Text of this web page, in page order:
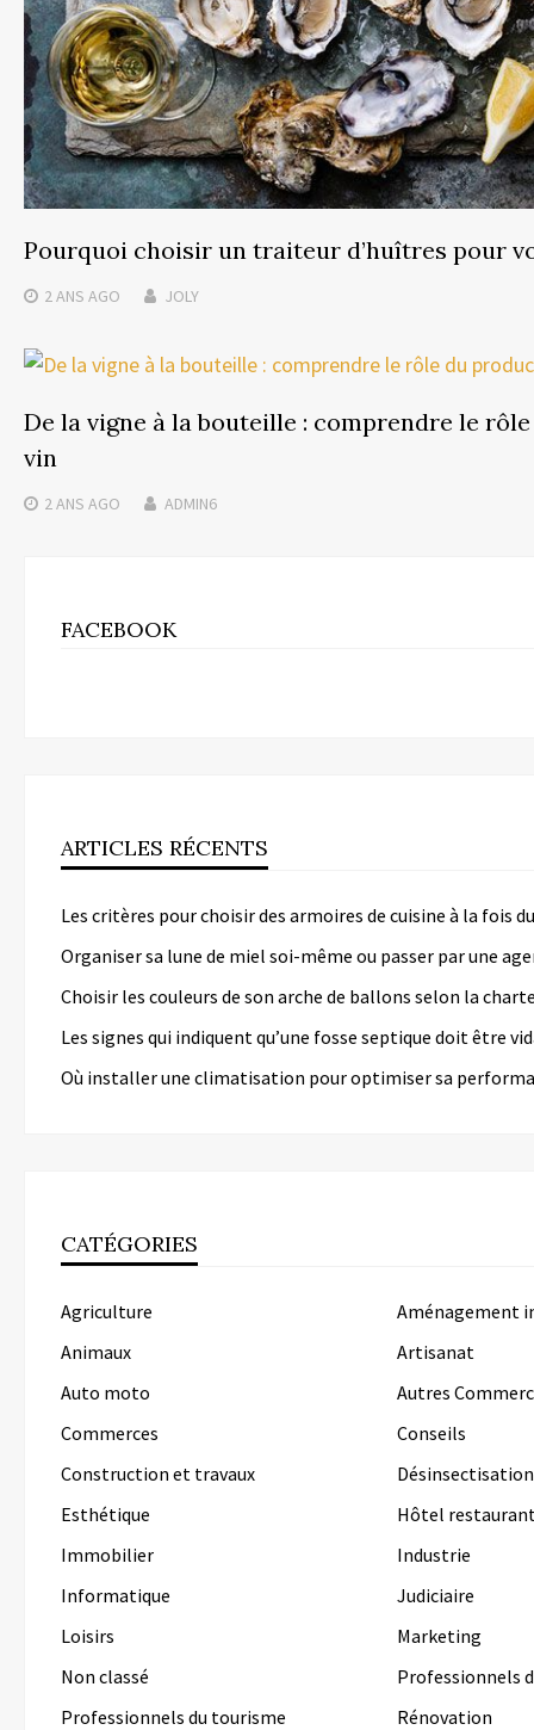
Pourquoi choisir un traiteur d’huîtres pour
2 ANS AGO JOLY
De la vigne à la bouteille : comprendre le
vin
2 ANS AGO ADMIN6
FACEBOOK
ARTICLES RÉCENTS
Les critères pour choisir des armoires de cuisine à la fois
Organiser sa lune de miel soi-même ou passer par une
Choisir les couleurs de son arche de ballons selon la
Les signes qui indiquent qu’une fosse septique doit être
Où installer une climatisation pour optimiser sa
CATÉGORIES
Agriculture
Aménagement
Animaux
Artisanat
Auto moto
Autres
Commerces
Conseils
Construction et travaux
Désinsectisation
Esthétique
Hôtel
Immobilier
Industrie
Informatique
Judiciaire
Loisirs
Marketing
Non classé
Professionnels
Professionnels du tourisme
Rénovation